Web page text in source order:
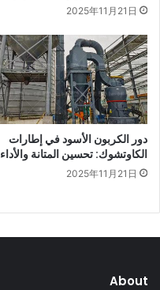
2025年11月21日
دور الكربون الأسود في إطارات
الكاوتشوك: تحسين المتانة والأداء
2025年11月21日
About